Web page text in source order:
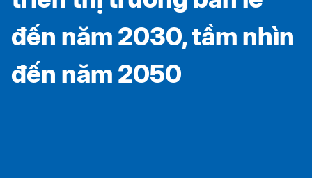
đến năm 2030, tầm nhìn
đến năm 2050